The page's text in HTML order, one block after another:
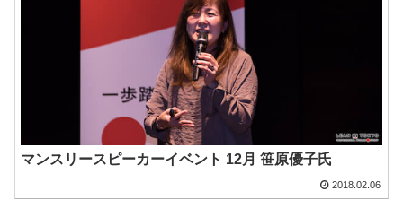
マンスリースピーカーイベント 12月 笹原優子氏
2018.02.06